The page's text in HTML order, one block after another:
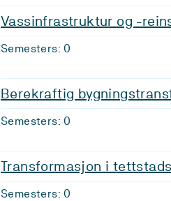
Vassinfrastruktur og -
Semesters: 0
Berekraftig
Semesters: 0
Transformasjon i
Semesters: 0